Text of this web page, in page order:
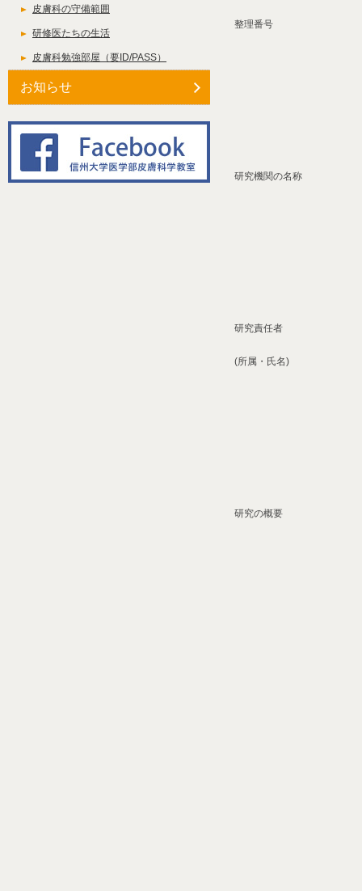
皮膚科の守備範囲
研修医たちの生活
皮膚科勉強部屋（要ID/PASS）
お知らせ
整理番号
研究機関の名称
研究責任者
(所属・氏名)
研究の概要